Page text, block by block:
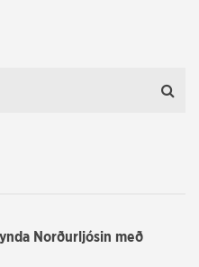
Norðurljósin með